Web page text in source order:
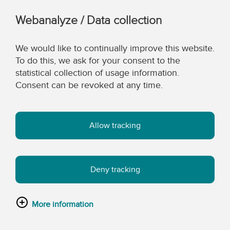
Webanalyze / Data collection
We would like to continually improve this website.
To do this, we ask for your consent to the
statistical collection of usage information.
Consent can be revoked at any time.
Allow tracking
Deny tracking
More information